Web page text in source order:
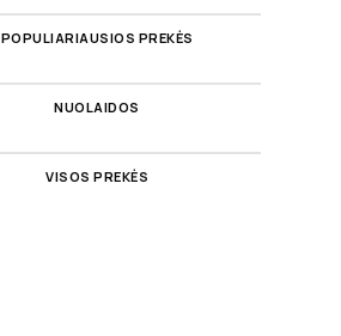
POPULIARIAUSIOS PREKĖS
NUOLAIDOS
VISOS PREKĖS